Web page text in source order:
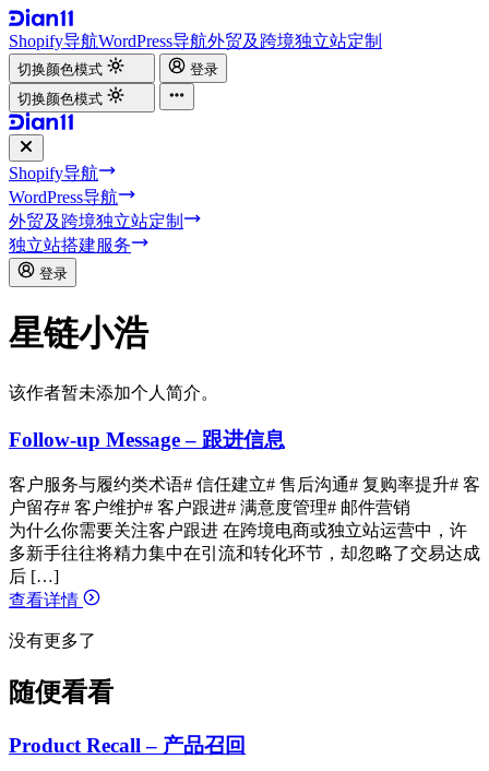
Shopify导航WordPress导航外贸及跨境独立站定制
切换颜色模式
登录
切换颜色模式
Shopify导航
WordPress导航
外贸及跨境独立站定制
独立站搭建服务
登录
星链小浩
该作者暂未添加个人简介。
Follow-up Message – 跟进信息
客户服务与履约类术语# 信任建立# 售后沟通# 复购率提升# 客
户留存# 客户维护# 客户跟进# 满意度管理# 邮件营销
为什么你需要关注客户跟进 在跨境电商或独立站运营中，许
多新手往往将精力集中在引流和转化环节，却忽略了交易达成
后 […]
查看详情
没有更多了
随便看看
Product Recall – 产品召回